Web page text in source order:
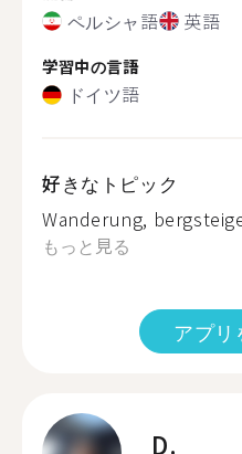
ペルシャ語 英語
学習中の言語
ドイツ語
好きなトピック
Wanderung,
もっと見る
アプリ
D.